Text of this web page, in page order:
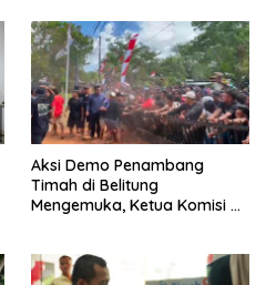
Aksi Demo Penambang
Timah di Belitung
Mengemuka, Ketua Komisi XII
Terbit